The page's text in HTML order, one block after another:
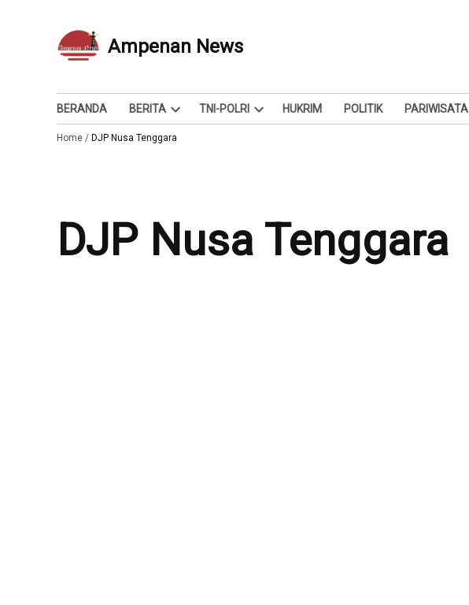
Ampenan News
Berita dan Info
BERANDA BERITA
Open
dropdown
TNI-POLRI
Open
HUKRIM POLITIK PARIWISATA
Home / DJP Nusa Tenggara
DJP Nusa Tenggara